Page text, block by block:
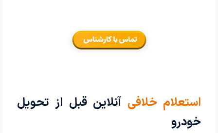
استعلام خلافی آنلاین قبل از تحویل
خودرو